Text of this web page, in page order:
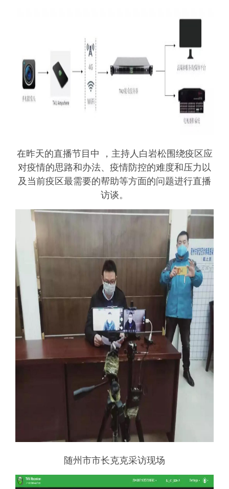
在昨天的直播节目中 ，主持人白岩松围绕疫区应
对疫情的思路和办法、疫情防控的难度和压力以
及当前疫区最需要的帮助等方面的问题进行直播
访谈。
随州市市长克克采访现场